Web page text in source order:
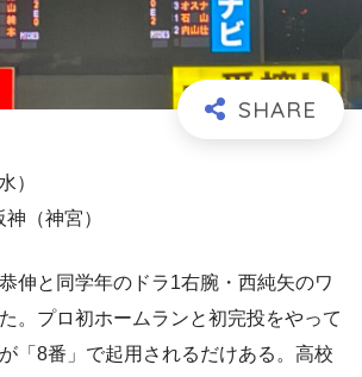
）
（神宮）
伸と同学年のドラ1右腕・西純矢のワ
。プロ初ホームランと初完投をやって
「8番」で起用されるだけある。高校